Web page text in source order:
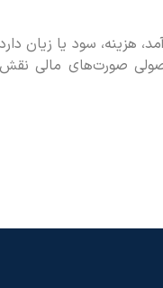
هزینه، سود یا زیان دارد
صورت‌های مالی نقش